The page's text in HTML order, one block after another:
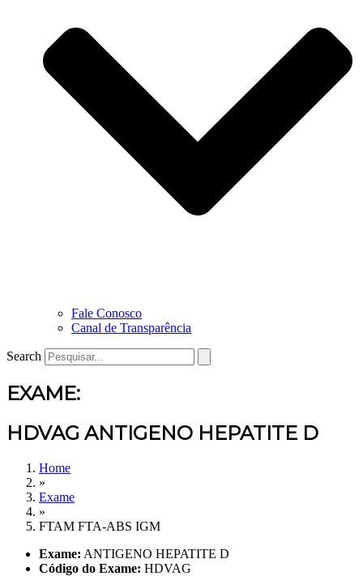
Fale Conosco
Canal de Transparência
Search
EXAME:
HDVAG ANTIGENO HEPATITE D
Home
»
Exame
»
FTAM FTA-ABS IGM
Exame: ANTIGENO HEPATITE D
Código do Exame: HDVAG